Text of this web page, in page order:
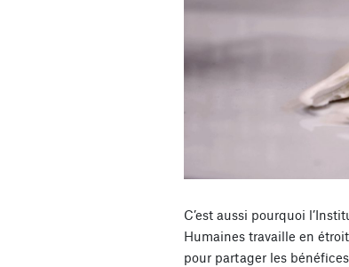
C’est aussi pourquoi
Humaines travaille en
pour partager les